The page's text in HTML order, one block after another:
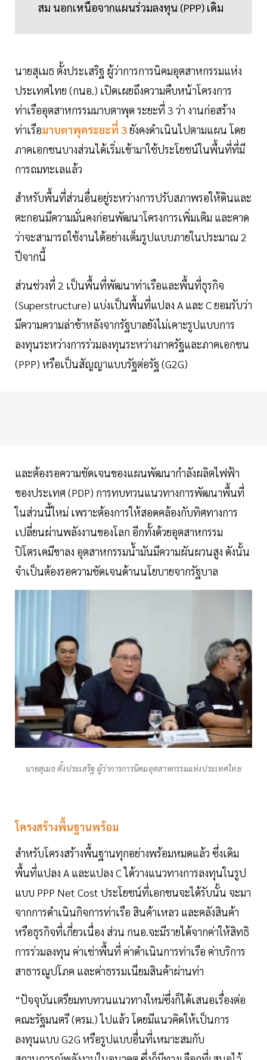
สม นอกเหนือจากแผนร่วมลงทุน (PPP) เดิม
นายสุเมธ ตั้งประเสริฐ ผู้ว่าการการนิคมอุตสาหกรรมแห่ง
ประเทศไทย (กนอ.) เปิดเผยถึงความคืบหน้าโครงการ
ท่าเรืออุตสาหกรรมมาบตาพุด ระยะที่ 3 ว่า งานก่อสร้าง
ท่าเรือมาบตาพุดระยะที่ 3ยังคงดำเนินไปตามแผน โดย
ภาคเอกชนบางส่วนได้เริ่มเข้ามาใช้ประโยชน์ในพื้นที่ที่มี
การถมทะเลแล้ว
สำหรับพื้นที่ส่วนอื่นอยู่ระหว่างการปรับสภาพรอให้ดินและ
ตะกอนมีความมั่นคงก่อนพัฒนาโครงการเพิ่มเติม และคาด
ว่าจะสามารถใช้งานได้อย่างเต็มรูปแบบภายในประมาณ 2
ปีจากนี้
ส่วนช่วงที่ 2 เป็นพื้นที่พัฒนาท่าเรือและพื้นที่ธุรกิจ
(Superstructure) แบ่งเป็นพื้นที่แปลง A และ C ยอมรับว่า
มีความความล่าช้าหลังจากรัฐบาลยังไม่เคาะรูปแบบการ
ลงทุนระหว่างการร่วมลงทุนระหว่างภาครัฐและภาคเอกชน
(PPP) หรือเป็นสัญญาแบบรัฐต่อรัฐ (G2G)
และต้องรอความชัดเจนของแผนพัฒนากำลังผลิตไฟฟ้า
ของประเทศ (PDP) การทบทวนแนวทางการพัฒนาพื้นที่
ในส่วนนี้ใหม่ เพราะต้องการให้สอดคล้องกับทิศทางการ
เปลี่ยนผ่านพลังงานของโลก อีกทั้งด้วยอุตสาหกรรม
ปิโตรเคมีขาลง อุตสาหกรรมน้ำมันมีความผันผวนสูง ดังนั้น
จำเป็นต้องรอความชัดเจนด้านนโยบายจากรัฐบาล
นายสุเมธ ตั้งประเสริฐ ผู้ว่าการการนิคมอุตสาหกรรมแห่งประเทศไทย
โครงสร้างพื้นฐานพร้อม
สำหรับโครงสร้างพื้นฐานทุกอย่างพร้อมหมดแล้ว ซึ่งเดิม
พื้นที่แปลง A และแปลง C ได้วางแนวทางการลงทุนในรูป
แบบ PPP Net Cost ประโยชน์ที่เอกชนจะได้รับนั้น จะมา
จากการดำเนินกิจการท่าเรือ สินค้าเหลว และคลังสินค้า
หรือธุรกิจที่เกี่ยวเนื่อง ส่วน กนอ.จะมีรายได้จากค่าให้สิทธิ
การร่วมลงทุน ค่าเช่าพื้นที่ ค่าดำเนินการท่าเรือ ค่าบริการ
สาธารณูปโภค และค่าธรรมเนียมสินค้าผ่านท่า
“ปัจจุบันเตรียมทบทวนแนวทางใหม่ซึ่งก็ได้เสนอเรื่องต่อ
คณะรัฐมนตรี (ครม.) ไปแล้ว โดยมีแนวคิดให้เป็นการ
ลงทุนแบบ G2G หรือรูปแบบอื่นที่เหมาะสมกับ